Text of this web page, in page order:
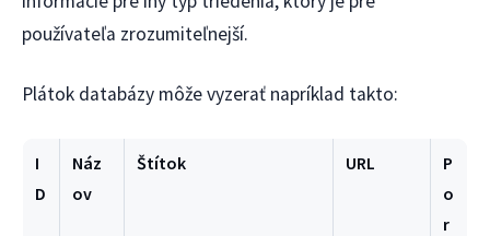
používateľa zrozumiteľnejší.
Plátok databázy môže vyzerať napríklad takto:
I
D
Náz
ov
Štítok URL
P
o
r